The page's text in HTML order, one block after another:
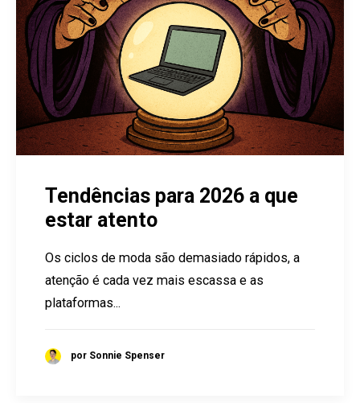
Tendências para 2026 a que
estar atento
Os ciclos de moda são demasiado rápidos, a
atenção é cada vez mais escassa e as
plataformas...
por Sonnie Spenser